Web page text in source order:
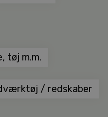
tøj m.m.
/ redskaber